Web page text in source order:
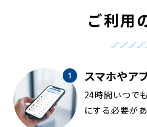
ご利用
スマホやア
24時間いつで
にする必要が